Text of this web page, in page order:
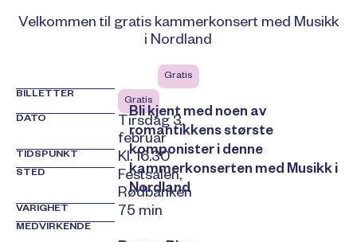
Velkommen til gratis kammerkonsert med Musikk
i Nordland
Gratis
BILLETTER
Gratis
DATO
Tirsdag 3.
februar
TIDSPUNKT Kl. 16.30
STED
Festsalen,
Rødbanken
VARIGHET 75 min
MEDVIRKENDE
Bli kjent med noen av
romantikkens største
komponister i denne
kammerkonserten med Musikk i
Nordland